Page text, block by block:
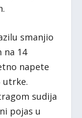
smanjio
na 14
napete
utrke.
sudija
pojas u